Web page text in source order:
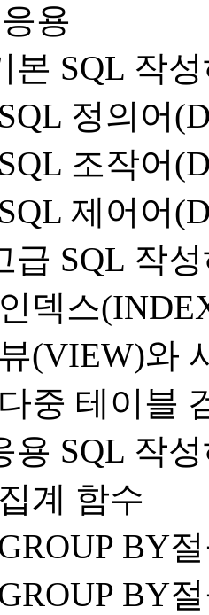
용
본 SQL 작
정의어
조작어
제어어
급 SQL 작
덱스
(VIEW)와
중 테이블
용 SQL 작
계 함수
BY
BY